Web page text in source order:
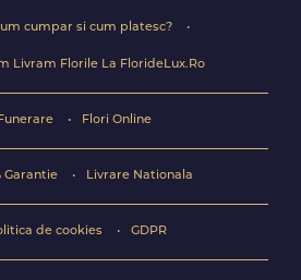
cumpar si cum platesc?
Livram Florile La FlorideLux.Ro
Funerare Flori Online
Garantie Livrare Nationala
de cookies GDPR